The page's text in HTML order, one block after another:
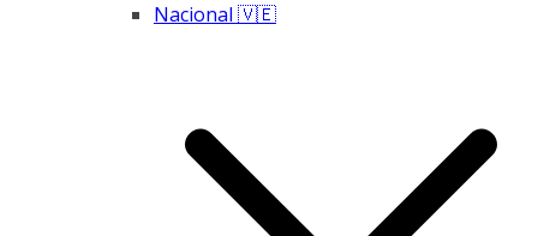
Nacional 🇻🇪